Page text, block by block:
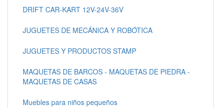
DRIFT CAR-KART 12V-24V-36V
JUGUETES DE MECÁNICA Y ROBÓTICA
JUGUETES Y PRODUCTOS STAMP
MAQUETAS DE BARCOS - MAQUETAS DE PIEDRA -
MAQUETAS DE CASAS
Muebles para niños pequeños